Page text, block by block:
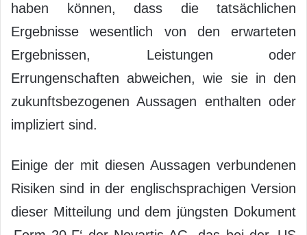
haben können, dass die tatsächlichen
Ergebnisse wesentlich von den erwarteten
Ergebnissen, Leistungen oder
Errungenschaften abweichen, wie sie in den
zukunftsbezogenen Aussagen enthalten oder
impliziert sind.
Einige der mit diesen Aussagen verbundenen
Risiken sind in der englischsprachigen Version
dieser Mitteilung und dem jüngsten Dokument